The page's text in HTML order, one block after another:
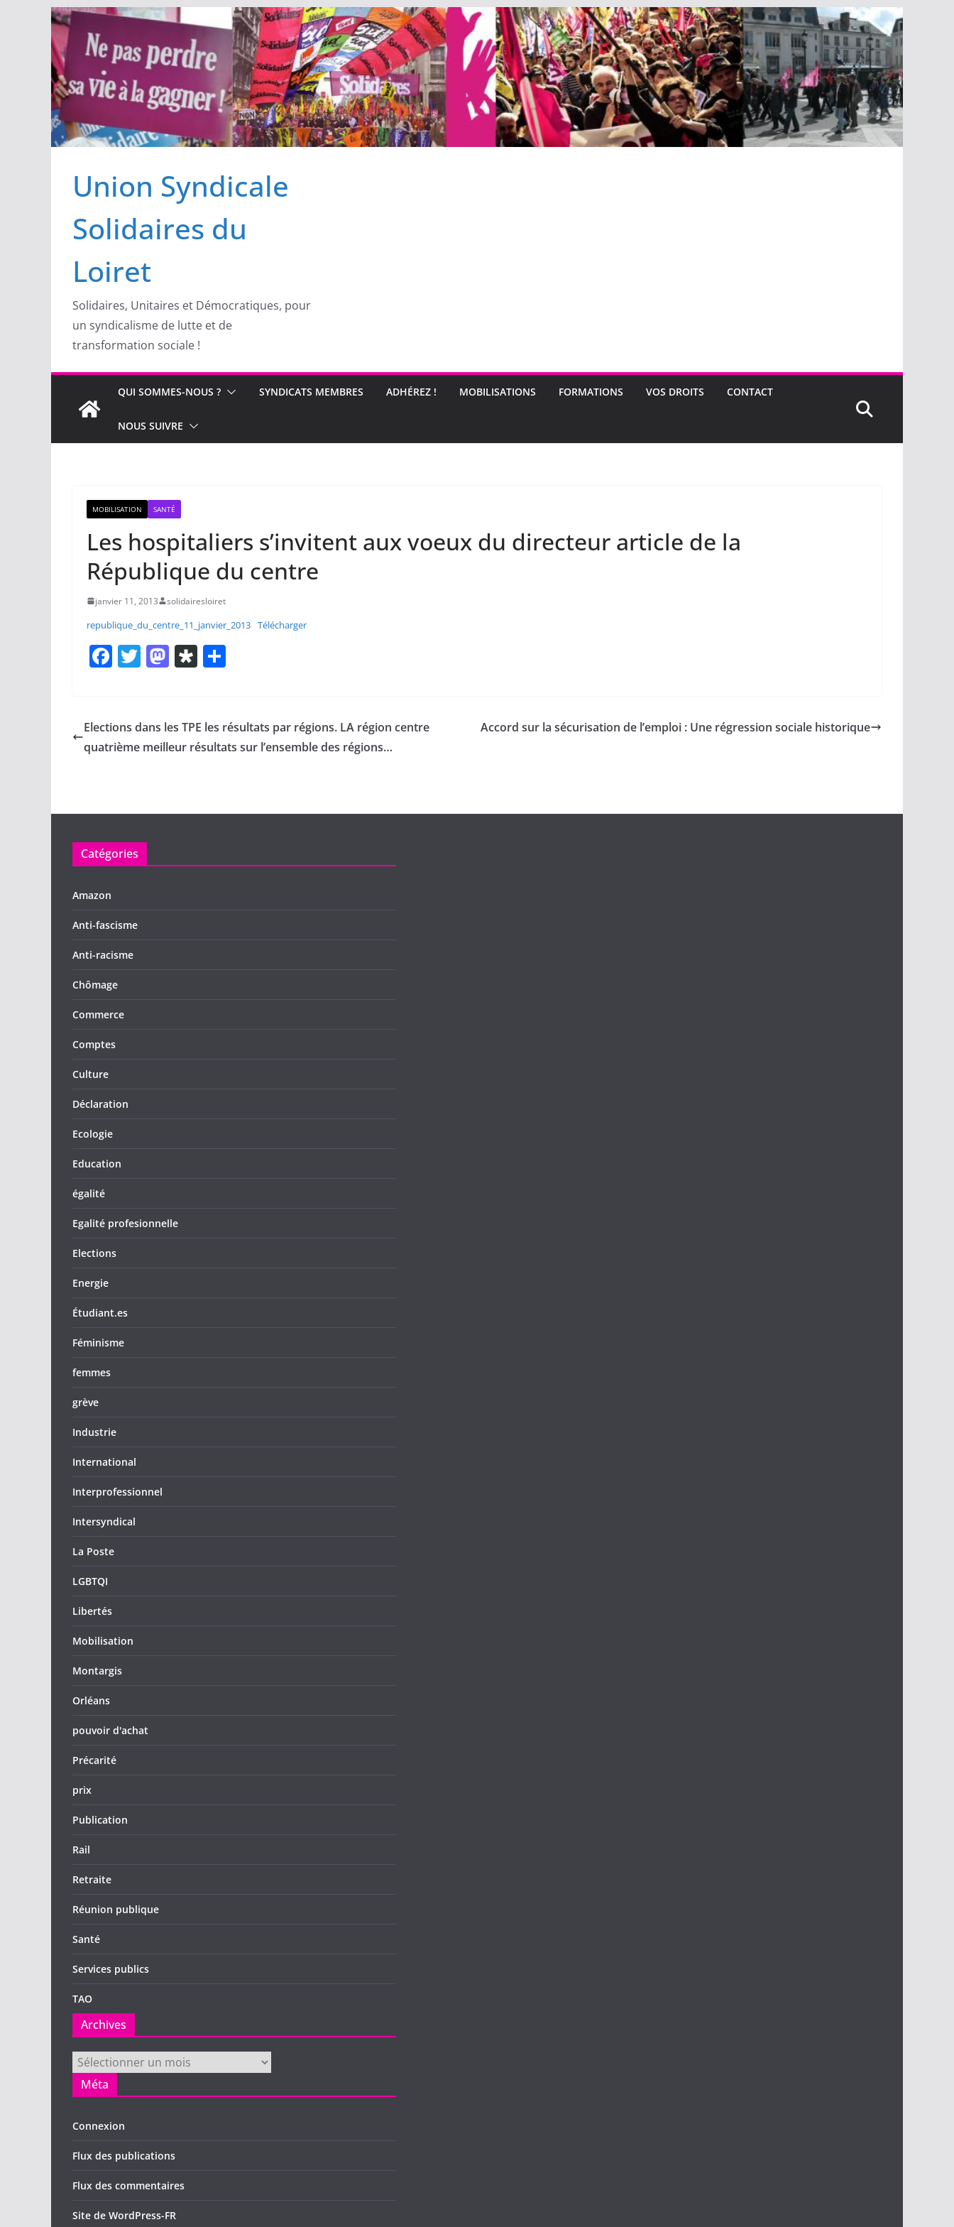
Passer
au
contenu
Union Syndicale
Solidaires du
Loiret
Solidaires, Unitaires et Démocratiques, pour
un syndicalisme de lutte et de
transformation sociale !
QUI SOMMES-NOUS ? SYNDICATS MEMBRES ADHÉREZ ! MOBILISATIONS FORMATIONS VOS DROITS CONTACT
NOUS SUIVRE
MOBILISATION SANTÉ
Les hospitaliers s’invitent aux voeux du directeur article de la
République du centre
janvier 11, 2013 solidairesloiret
republique_du_centre_11_janvier_2013 Télécharger
F
e
b
k
T
er
M
o
d
Di
p
or
g
er
Elections dans les TPE les résultats par régions. LA région centre
quatrième meilleur résultats sur l’ensemble des régions…
Accord sur la sécurisation de l’emploi : Une régression sociale historique
Catégories
Amazon
Anti-fascisme
Anti-racisme
Chômage
Commerce
Comptes
Culture
Déclaration
Ecologie
Education
égalité
Egalité profesionnelle
Elections
Energie
Étudiant.es
Féminisme
femmes
grève
Industrie
International
Interprofessionnel
Intersyndical
La Poste
LGBTQI
Libertés
Mobilisation
Montargis
Orléans
pouvoir d'achat
Précarité
prix
Publication
Rail
Retraite
Réunion publique
Santé
Services publics
TAO
Archives
Archives
Méta
Connexion
Flux des publications
Flux des commentaires
Site de WordPress-FR